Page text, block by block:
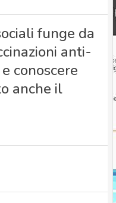
funge da
anti-
conoscere
anche il